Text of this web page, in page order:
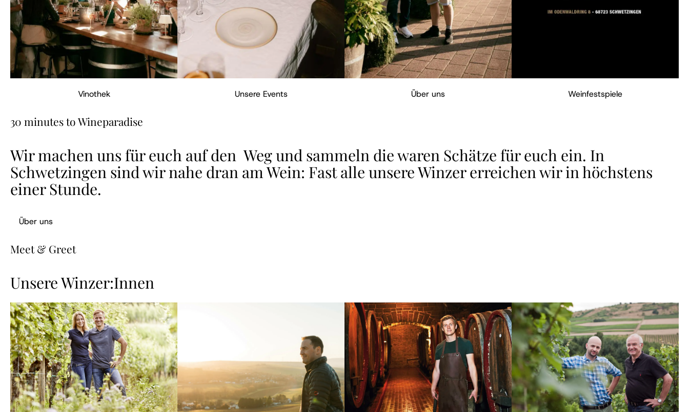
Vinothek Unsere Events Über uns Weinfestspiele
30 minutes to Wineparadise
Wir machen uns für euch auf den Weg und sammeln die waren Schätze für euch ein. In
Schwetzingen sind wir nahe dran am Wein: Fast alle unsere Winzer erreichen wir in höchstens
einer Stunde.
Über uns
Meet & Greet
Unsere Winzer:Innen